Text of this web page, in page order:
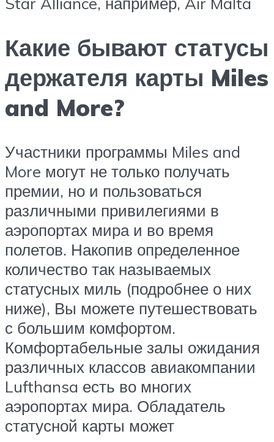
Какие бывают статусы
держателя карты Miles
and More?
Участники программы Miles and
More могут не только получать
премии, но и пользоваться
различными привилегиями в
аэропортах мира и во время
полетов. Накопив определенное
количество так называемых
статусных миль (подробнее о них
ниже), Вы можете путешествовать
с большим комфортом.
Комфортабельные залы ожидания
различных классов авиакомпании
Lufthansa есть во многих
аэропортах мира. Обладатель
статусной карты может